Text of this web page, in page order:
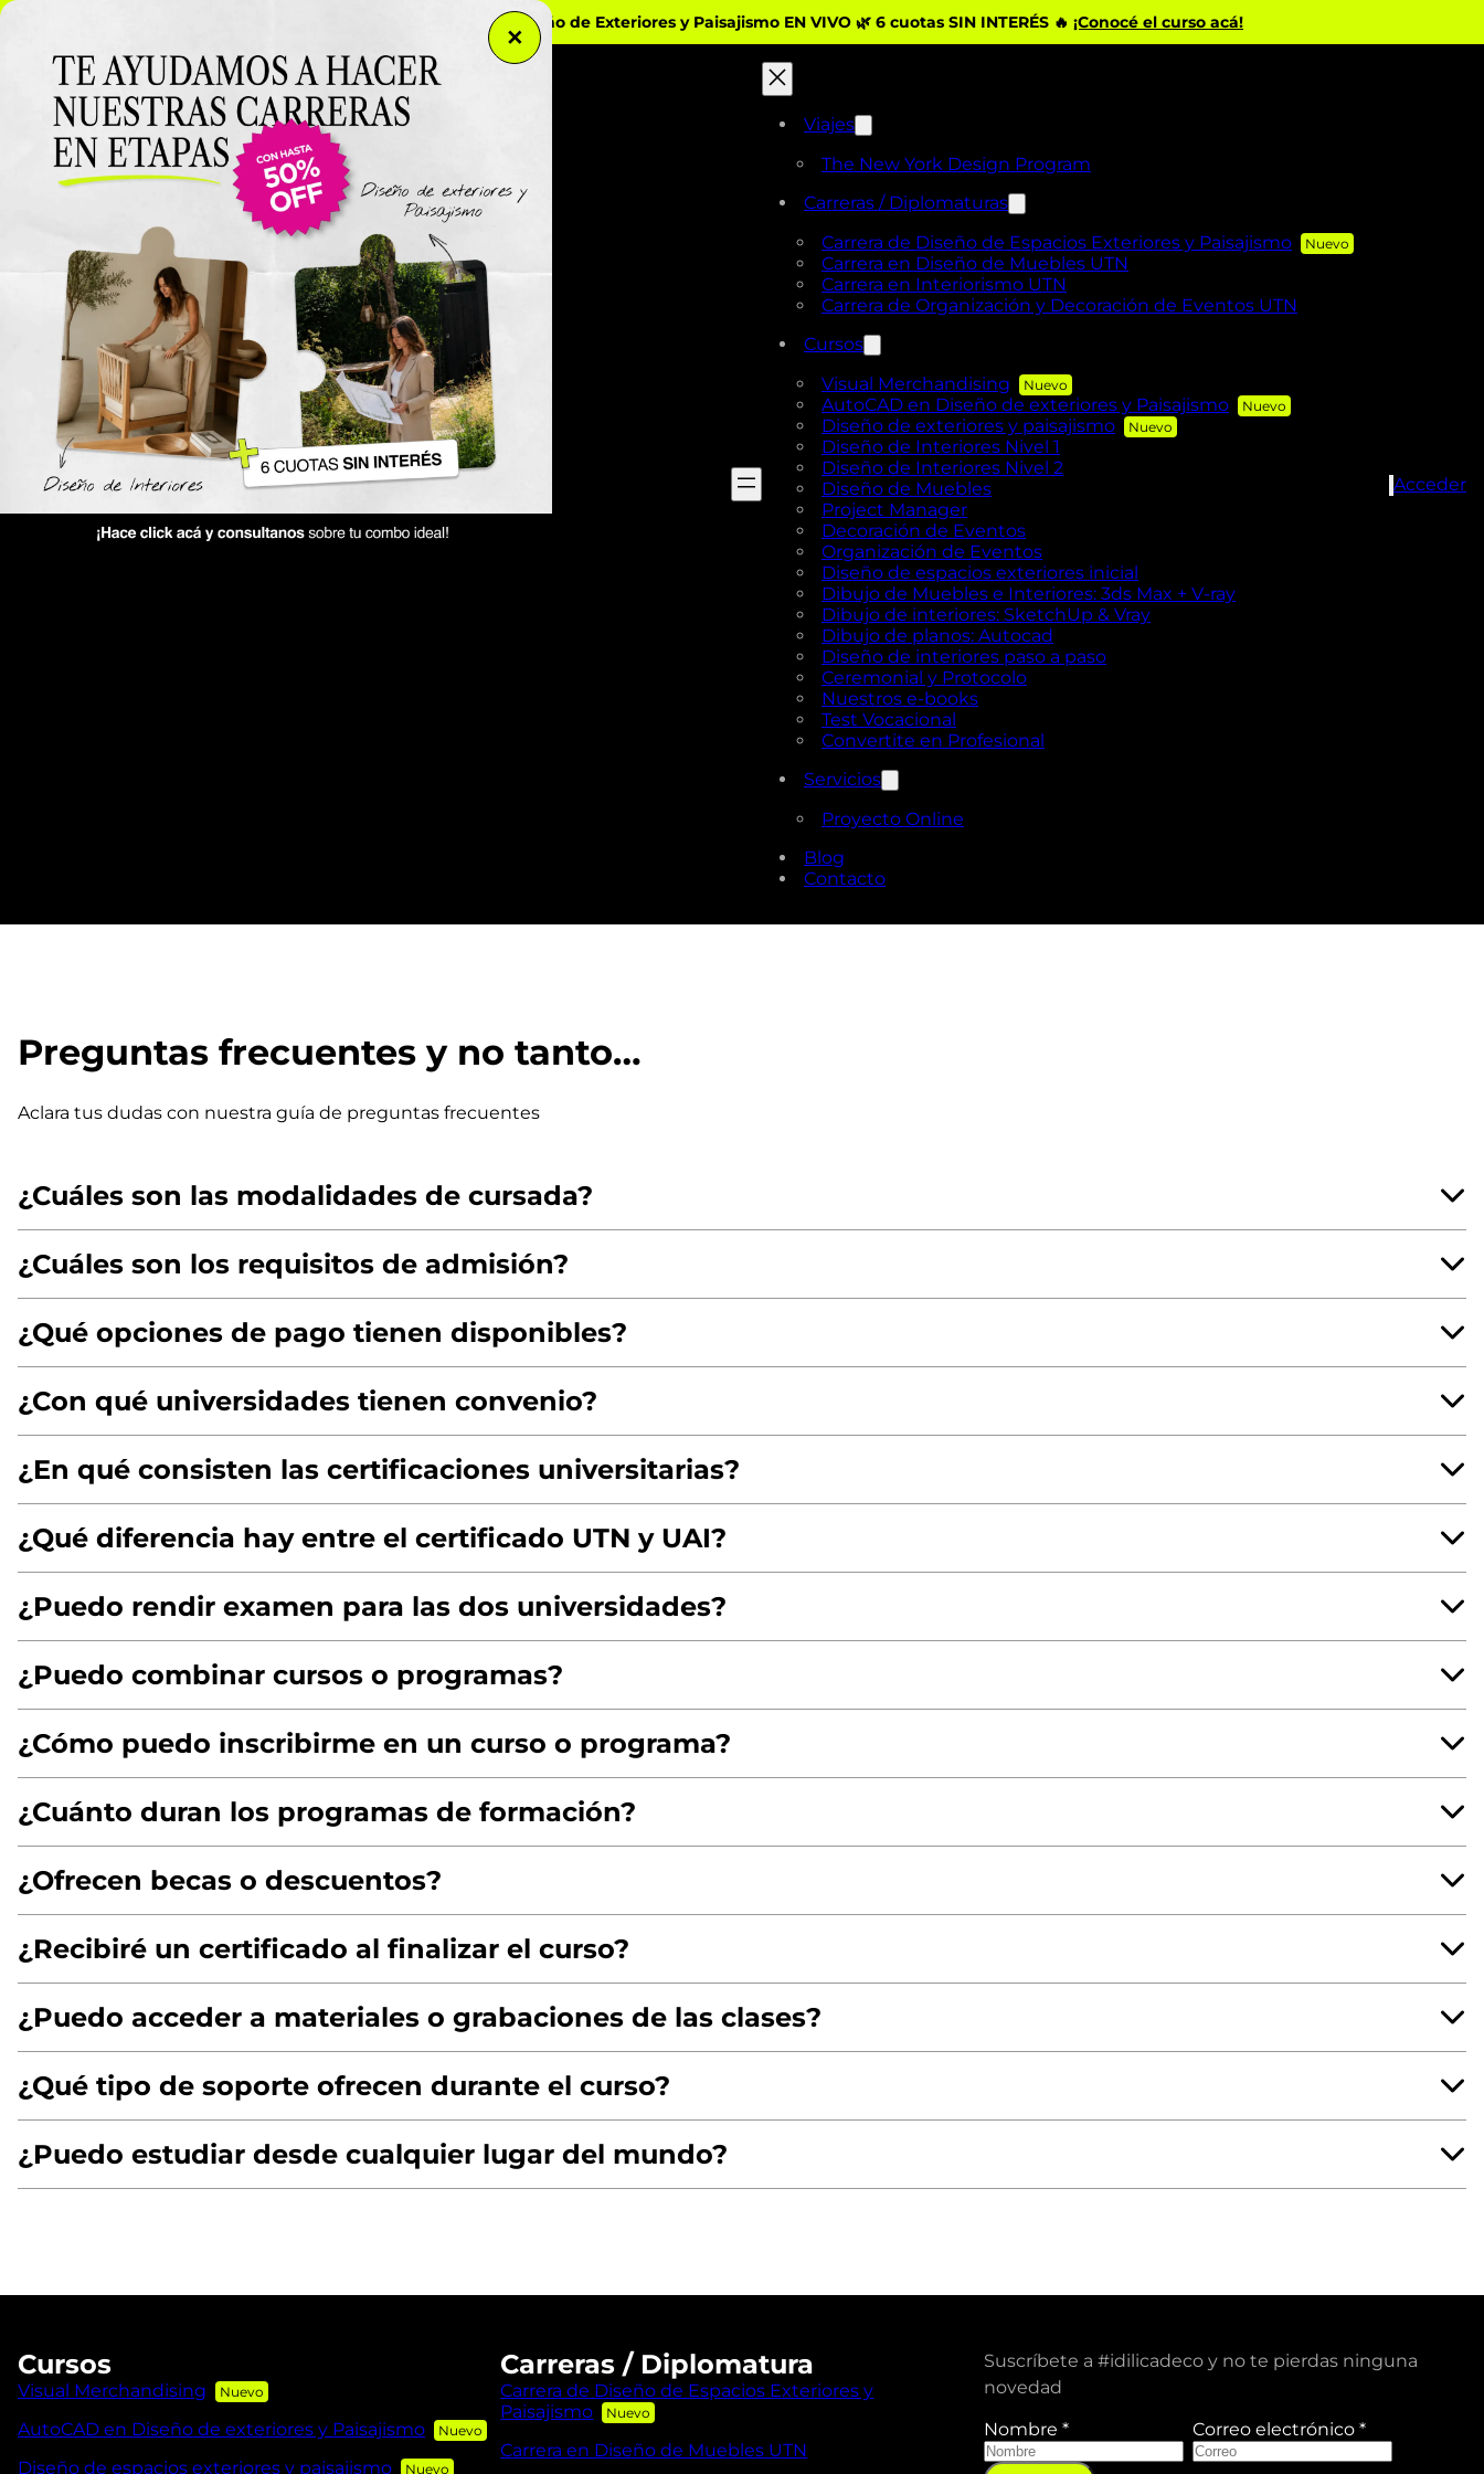
NUEVO LANZAMIENTO: Curso de Diseño de Exteriores y Paisajismo EN VIVO 🌿 6 cuotas SIN INTERÉS 🔥 ¡Conocé el curso acá!
Viajes
The New York Design Program
Carreras / Diplomaturas
Carrera de Diseño de Espacios Exteriores y Paisajismo
Carrera en Diseño de Muebles UTN
Carrera en Interiorismo UTN
Carrera de Organización y Decoración de Eventos UTN
Cursos
Visual Merchandising
AutoCAD en Diseño de exteriores y Paisajismo
Diseño de exteriores y paisajismo
Diseño de Interiores Nivel 1
Diseño de Interiores Nivel 2
Diseño de Muebles
Project Manager
Decoración de Eventos
Organización de Eventos
Diseño de espacios exteriores inicial
Dibujo de Muebles e Interiores: 3ds Max + V-ray
Dibujo de interiores: SketchUp & Vray
Dibujo de planos: Autocad
Diseño de interiores paso a paso
Ceremonial y Protocolo
Nuestros e-books
Test Vocacional
Convertite en Profesional
Servicios
Proyecto Online
Blog
Contacto
Acceder
Preguntas frecuentes y no tanto…
Aclara tus dudas con nuestra guía de preguntas frecuentes
¿Cuáles son las modalidades de cursada?
¿Cuáles son los requisitos de admisión?
¿Qué opciones de pago tienen disponibles?
¿Con qué universidades tienen convenio?
¿En qué consisten las certificaciones universitarias?
¿Qué diferencia hay entre el certificado UTN y UAI?
¿Puedo rendir examen para las dos universidades?
¿Puedo combinar cursos o programas?
¿Cómo puedo inscribirme en un curso o programa?
¿Cuánto duran los programas de formación?
¿Ofrecen becas o descuentos?
¿Recibiré un certificado al finalizar el curso?
¿Puedo acceder a materiales o grabaciones de las clases?
¿Qué tipo de soporte ofrecen durante el curso?
¿Puedo estudiar desde cualquier lugar del mundo?
Cursos
Visual Merchandising
AutoCAD en Diseño de exteriores y Paisajismo
Diseño de espacios exteriores y paisajismo
Carreras / Diplomatura
Carrera de Diseño de Espacios Exteriores y
Paisajismo
Carrera en Diseño de Muebles UTN
Suscríbete a #idilicadeco y no te pierdas ninguna
novedad
C
Nombre * Correo electrónico *
✕